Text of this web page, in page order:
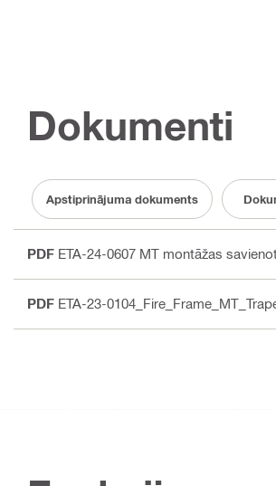
Dokumenti
Apstiprinājuma dokuments
PDF ETA-24-0607 MT montāžas
PDF ETA-23-